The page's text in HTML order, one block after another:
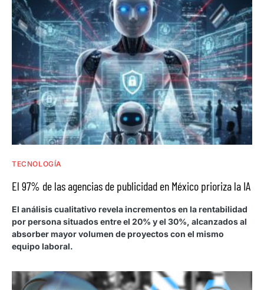
TECNOLOGÍA
El 97% de las agencias de publicidad en México prioriza la IA
El análisis cualitativo revela incrementos en la rentabilidad
por persona situados entre el 20% y el 30%, alcanzados al
absorber mayor volumen de proyectos con el mismo
equipo laboral.